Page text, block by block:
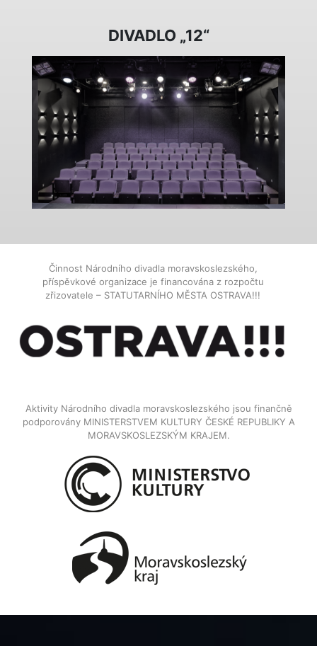
DIVADLO „12“
Činnost Národního divadla moravskoslezského,
příspěvkové organizace je financována z rozpočtu
zřizovatele – STATUTARNÍHO MĚSTA OSTRAVA!!!
Aktivity Národního divadla moravskoslezského jsou finančně
podporovány MINISTERSTVEM KULTURY ČESKÉ REPUBLIKY A
MORAVSKOSLEZSKÝM KRAJEM.